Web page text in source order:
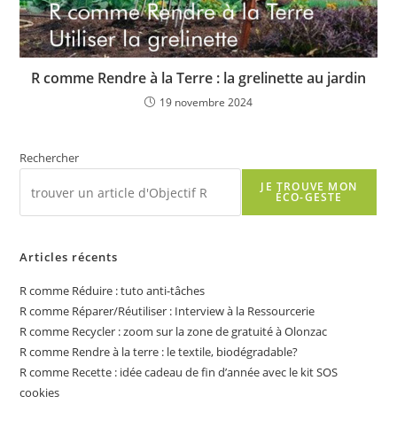
R comme Rendre à la Terre : la grelinette au jardin
19 novembre 2024
Rechercher
JE TROUVE MON
ÉCO-GESTE
Articles récents
R comme Réduire : tuto anti-tâches
R comme Réparer/Réutiliser : Interview à la Ressourcerie
R comme Recycler : zoom sur la zone de gratuité à Olonzac
R comme Rendre à la terre : le textile, biodégradable?
R comme Recette : idée cadeau de fin d’année avec le kit SOS
cookies